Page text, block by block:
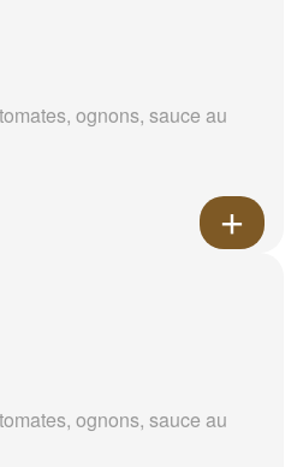
ognons, sauce au
ognons, sauce au